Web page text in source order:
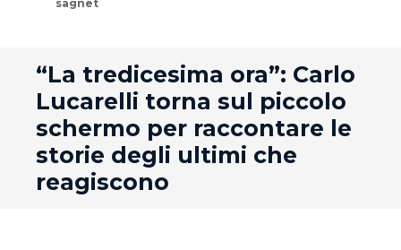
sagnet
“La tredicesima ora”: Carlo
Lucarelli torna sul piccolo
schermo per raccontare le
storie degli ultimi che
reagiscono